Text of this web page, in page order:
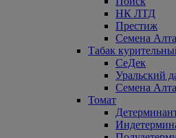
НК ЛТД
Престиж
Семена
Табак
СеДек
Уральский
Семена
Томат